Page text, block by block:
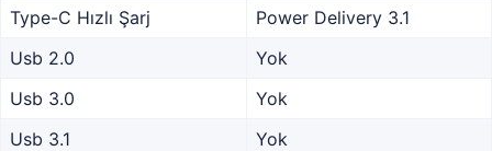
Type-C Hızlı Şarj
Power Delivery 3.1
Usb 2.0
Yok
Usb 3.0
Yok
Usb 3.1
Yok